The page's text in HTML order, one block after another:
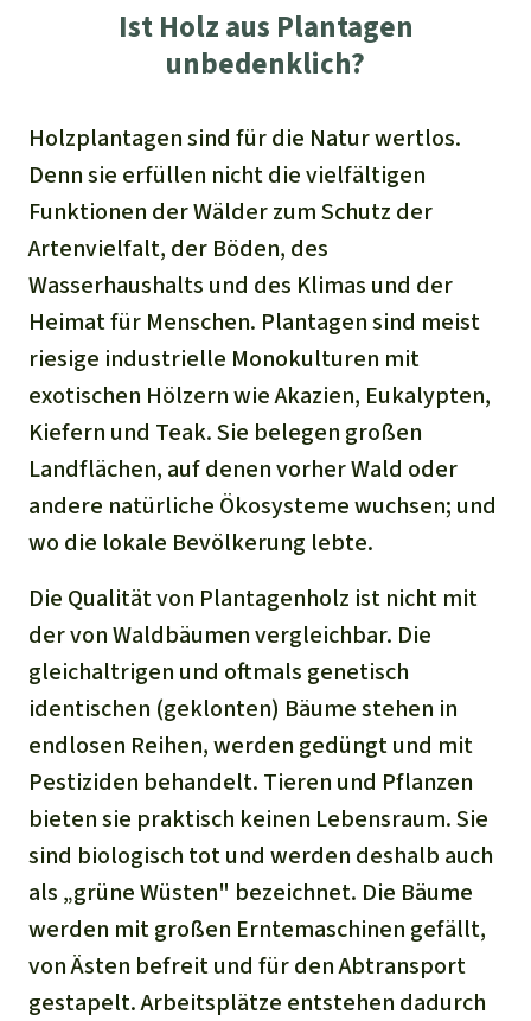
Ist Holz aus Plantagen
unbedenklich?
Holzplantagen sind für die Natur wertlos.
Denn sie erfüllen nicht die vielfältigen
Funktionen der Wälder zum Schutz der
Artenvielfalt, der Böden, des
Wasserhaushalts und des Klimas und der
Heimat für Menschen. Plantagen sind meist
riesige industrielle Monokulturen mit
exotischen Hölzern wie Akazien, Eukalypten,
Kiefern und Teak. Sie belegen großen
Landflächen, auf denen vorher Wald oder
andere natürliche Ökosysteme wuchsen; und
wo die lokale Bevölkerung lebte.
Die Qualität von Plantagenholz ist nicht mit
der von Waldbäumen vergleichbar. Die
gleichaltrigen und oftmals genetisch
identischen (geklonten) Bäume stehen in
endlosen Reihen, werden gedüngt und mit
Pestiziden behandelt. Tieren und Pflanzen
bieten sie praktisch keinen Lebensraum. Sie
sind biologisch tot und werden deshalb auch
als „grüne Wüsten" bezeichnet. Die Bäume
werden mit großen Erntemaschinen gefällt,
von Ästen befreit und für den Abtransport
gestapelt. Arbeitsplätze entstehen dadurch